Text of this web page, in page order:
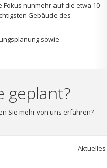
nunmehr auf die etwa 10
Gebäude des
sowie
geplant?
Sie mehr von uns erfahren?
Aktuelles